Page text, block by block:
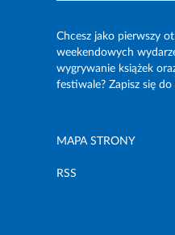
Chcesz jako pierwszy
weekendowych
wygrywanie książek
festiwale? Zapisz się
MAPA STRONY
RSS